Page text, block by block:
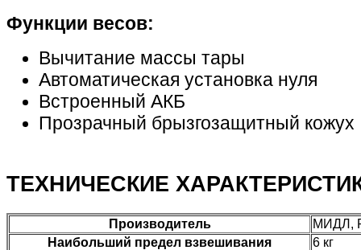
Функции весов:
Вычитание массы тары
Автоматическая установка нуля
Встроенный АКБ
Прозрачный брызгозащитный кожух
ТЕХНИЧЕСКИЕ
Производитель
МИДЛ,
Наибольший предел взвешивания
6 кг